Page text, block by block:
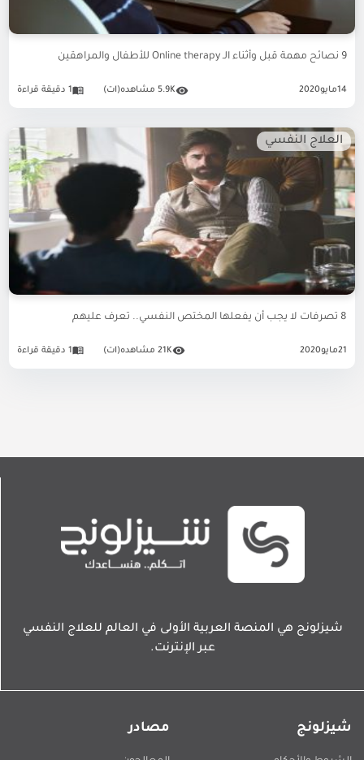
9 نصائح مهمة قبل وأثناء الـ Online therapy للأطفال والمراهقين
14مايو2020 5.9K مشاهده(ات) 1 دقيقة قراءة
العلاج النفسي
8 تصرفات لا يجب أن يفعلها المختص النفسي.. تعرف عليهم
21مايو2020 21K مشاهده(ات) 1 دقيقة قراءة
شيزلونج هي المنصة العربية الأولى في العالم للعلاج النفسي
عبر الإنترنت.
شيزلونج مصادر